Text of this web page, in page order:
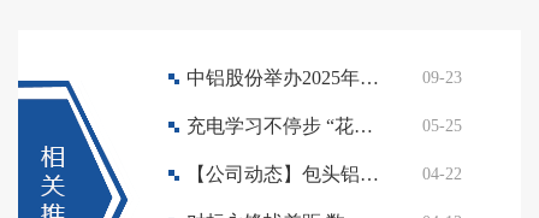
中铝股份举办2025年电解铝技能人才培训班 09-23
充电学习不停步 “花式”培训促提 05-25
【公司动态】包头铝业举办党委理论学习中心组（扩大）学习暨青年精神素养提升宣讲活动 04-22